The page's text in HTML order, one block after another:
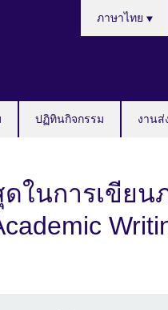
ปฏิทินกิจกรรม งานส่
Languages
ภาษาไทย
ในการเขียน